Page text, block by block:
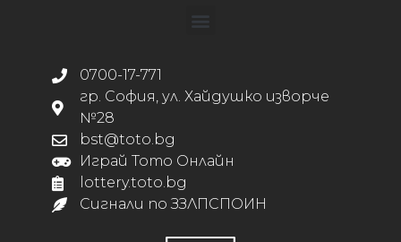
0700-17-771
гр. София, ул. Хайдушко изворче
№28
bst@toto.bg
Играй Тото Онлайн
lottery.toto.bg
Сигнали по ЗЗЛПСПОИН